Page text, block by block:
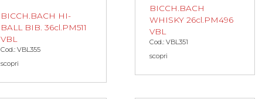
BICCH.BACH HI-
BALL BIB. 36cl.PM511
VBL
Cod.: VBL355
scopri
BICCH.BACH
WHISKY 26cl.PM496
VBL
Cod.: VBL351
scopri